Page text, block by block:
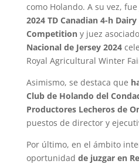
como Holando. A su vez, fue
2024 TD Canadian 4-h
Competitiony juez
Nacional de Jersey 2024
Royal Agricultural Winter
Asimismo, se destaca que
Club de Holando del
Productores Lecheros de
puestos de director y
Por último, en el ámbito
oportunidad de juzgar en